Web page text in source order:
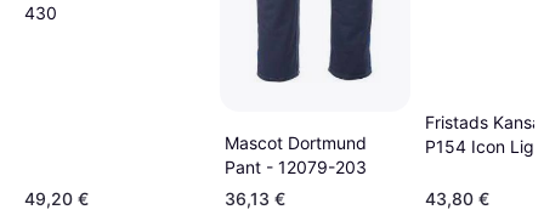
430
49,20 €
Mascot Dortmund
Pant - 12079-203
36,13 €
Fristads
P154 Icon
43,80 €